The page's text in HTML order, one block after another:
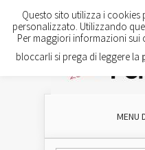
MENU
Questo sito utilizza i
personalizzato. Utilizzando
Per maggiori informazioni sui
bloccarli si prega di leggere la